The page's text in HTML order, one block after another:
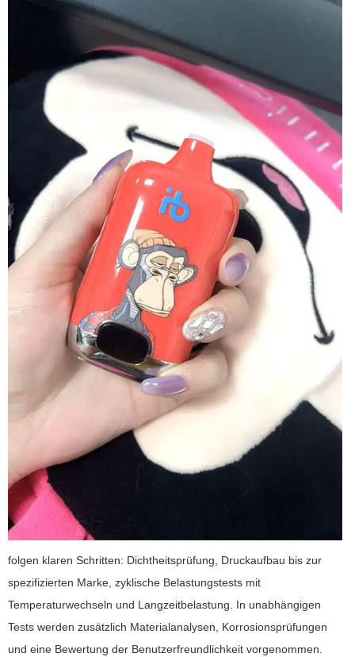
folgen klaren Schritten: Dichtheitsprüfung, Druckaufbau bis zur
spezifizierten Marke, zyklische Belastungstests mit
Temperaturwechseln und Langzeitbelastung. In unabhängigen
Tests werden zusätzlich Materialanalysen, Korrosionsprüfungen
und eine Bewertung der Benutzerfreundlichkeit vorgenommen.